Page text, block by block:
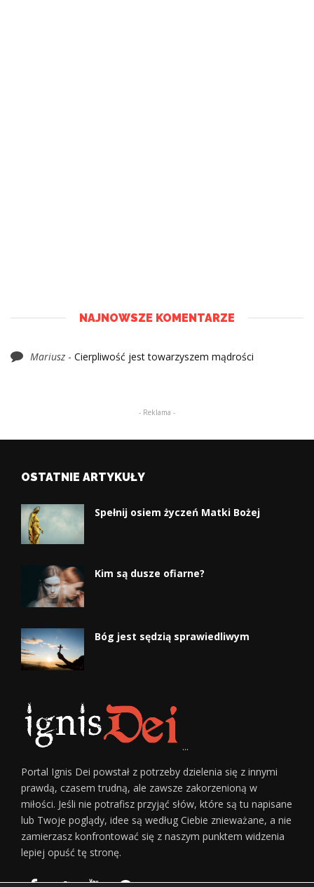
NAJNOWSZE KOMENTARZE
Mariusz - Cierpliwość jest towarzyszem mądrości
- Reklama -
OSTATNIE ARTYKUŁY
Spełnij osiem życzeń Matki Bożej
Kim są dusze ofiarne?
Bóg jest sędzią sprawiedliwym
...
Portal Ignis Dei powstał z potrzeby dzielenia się z innymi
prawdą, czasem trudną, ale zawsze zakorzenioną w
miłości. Jeśli nie potrafisz przyjąć słów, które są tu napisane
lub Twoje poglądy, idee są według Ciebie znieważane, a nie
zamierzasz konfrontować się z naszym punktem widzenia
lepiej opuść tę stronę.